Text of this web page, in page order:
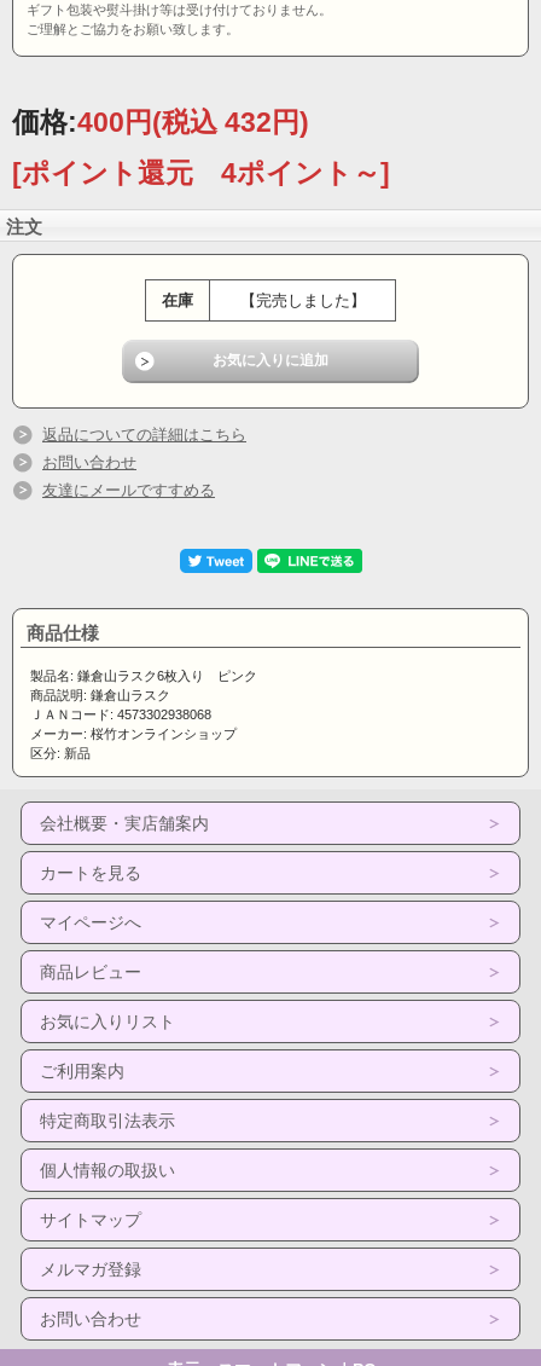
ギフト包装や熨斗掛け等は受け付けておりません。
ご理解とご協力をお願い致します。
価格:400円(税込 432円)
[ポイント還元 4ポイント～]
注文
在庫 【完売しました】
返品についての詳細はこちら
お問い合わせ
友達にメールですすめる
商品仕様
製品名: 鎌倉山ラスク6枚入り ピンク
商品説明: 鎌倉山ラスク
ＪＡＮコード: 4573302938068
メーカー: 桜竹オンラインショップ
区分: 新品
会社概要・実店舗案内
カートを見る
マイページへ
商品レビュー
お気に入りリスト
ご利用案内
特定商取引法表示
個人情報の取扱い
サイトマップ
メルマガ登録
お問い合わせ